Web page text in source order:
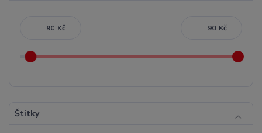
Kč Kč
Štítky